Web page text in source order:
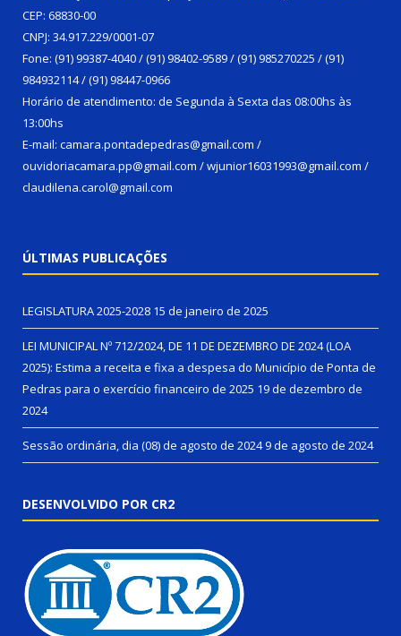
CEP: 68830-00
CNPJ: 34.917.229/0001-07
Fone: (91) 99387-4040 / (91) 98402-9589 / (91) 985270225 / (91)
984932114 / (91) 98447-0966
Horário de atendimento: de Segunda à Sexta das 08:00hs às
13:00hs
E-mail: camara.pontadepedras@gmail.com /
ouvidoriacamara.pp@gmail.com / wjunior16031993@gmail.com /
claudilena.carol@gmail.com
ÚLTIMAS PUBLICAÇÕES
LEGISLATURA 2025-2028 15 de janeiro de 2025
LEI MUNICIPAL Nº 712/2024, DE 11 DE DEZEMBRO DE 2024 (LOA
2025): Estima a receita e fixa a despesa do Município de Ponta de
Pedras para o exercício financeiro de 2025 19 de dezembro de
2024
Sessão ordinária, dia (08) de agosto de 20249 de agosto de 2024
DESENVOLVIDO POR CR2